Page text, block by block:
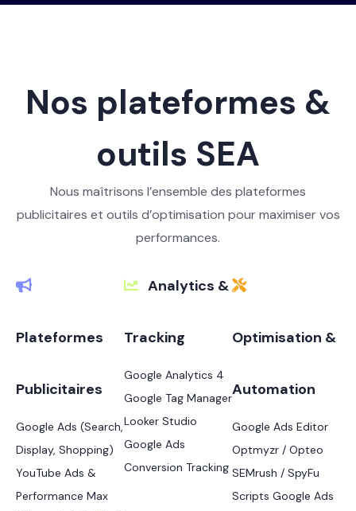
Nos plateformes &
outils SEA
Nous maîtrisons l’ensemble des plateformes
publicitaires et outils d’optimisation pour maximiser vos
performances.
Plateformes
Publicitaires
Google Ads (Search,
Display, Shopping)
YouTube Ads &
Performance Max
Analytics &
Tracking
Google Analytics 4
Google Tag Manager
Looker Studio
Google Ads
Conversion Tracking
Optimisation &
Automation
Google Ads Editor
Optmyzr / Opteo
SEMrush / SpyFu
Scripts Google Ads